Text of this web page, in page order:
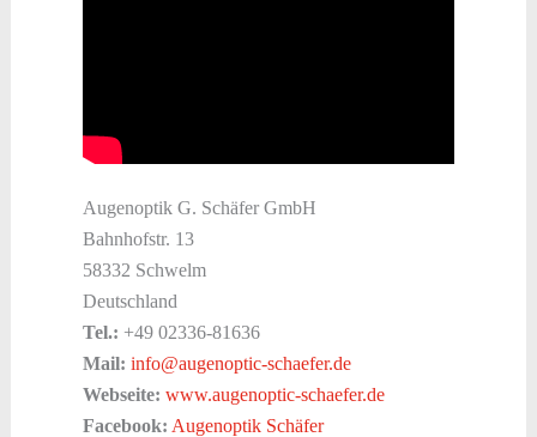
Augenoptik G. Schäfer GmbH
Bahnhofstr. 13
58332 Schwelm
Deutschland
Tel.: +49 02336-81636
Mail: info@augenoptic-schaefer.de
Webseite: www.augenoptic-schaefer.de
Facebook: Augenoptik Schäfer